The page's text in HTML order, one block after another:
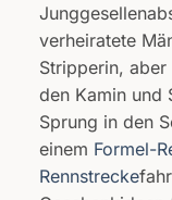
verheiratete
Stripperin,
den Kamin und
Sprung in den
einem Formel-
Rennstrecke